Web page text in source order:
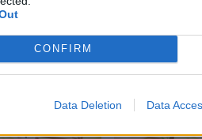
CONFIRM
Data Deletion Data